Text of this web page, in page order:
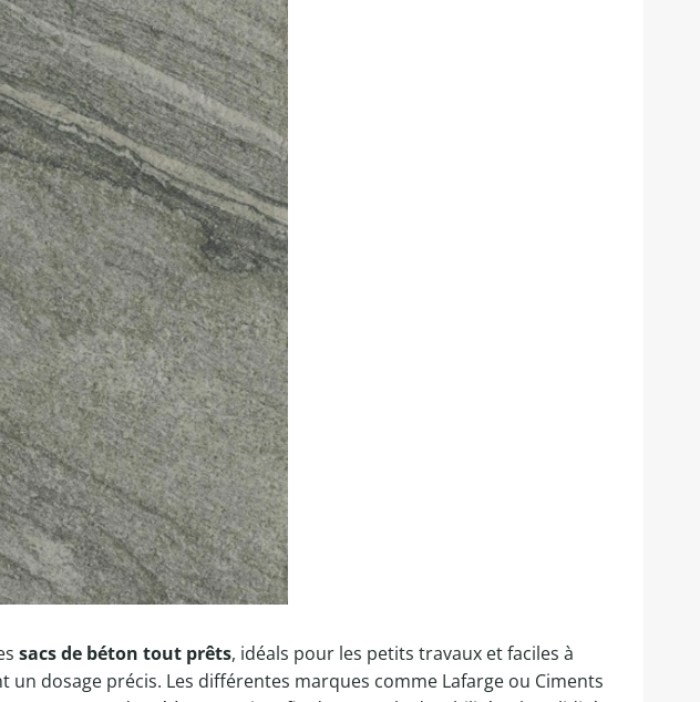
sacs de béton tout prêts, idéals pour les petits travaux et faciles à
dosage précis. Les différentes marques comme Lafarge ou Ciments